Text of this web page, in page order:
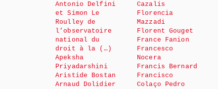
Antonio Delfini
et Simon Le
Roulley de
l’observatoire
national du
droit à la (…)
Apeksha
Priyadarshini
Aristide Bostan
Arnaud Dolidier
Cazalis
Florencia
Mazzadi
Florent Gouget
France Fanion
Francesco
Nocera
Francis Bernard
Francisco
Colaço Pedro